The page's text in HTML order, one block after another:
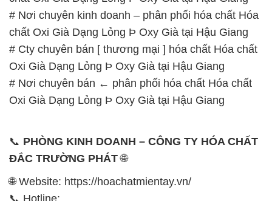
# Nơi chuyên bán ← phân phối hóa chất Hóa chất
Oxi Già Dạng Lỏng Þ Oxy Già tại Hậu Giang
📞PHÒNG KINH DOANH – CÔNG TY HÓA CHẤT
ĐẮC TRƯỜNG PHÁT🌐
🌐 Website: https://hoachatmientay.vn/
– 0933.920.505 – 028.3504.5555
028.3756.1841- 028.3756.1842